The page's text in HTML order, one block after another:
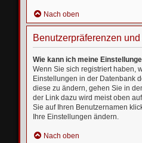
Nach oben
Benutzerpräferenzen
Wie kann ich meine
Wenn Sie sich registriert haben,
Einstellungen in der Datenbank
diese zu ändern, gehen Sie in
der Link dazu wird meist oben
Sie auf Ihren Benutzernamen
Ihre Einstellungen ändern.
Nach oben